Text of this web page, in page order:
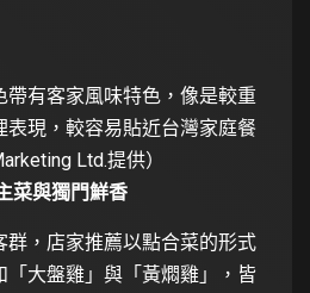
帶有客家風味特色，像是較重
現，較容易貼近台灣家庭餐
Ltd.提供）
菜與獨門鮮香
群，店家推薦以點合菜的形式
「大盤雞」與「黃燜雞」，皆